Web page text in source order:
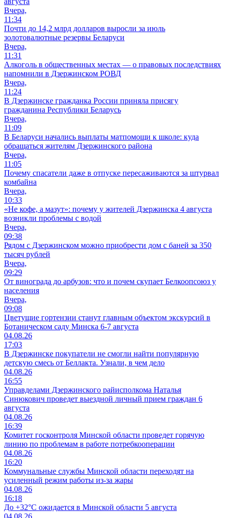
Вчера,
11:34
Почти до 14,2 млрд долларов выросли за июль
золотовалютные резервы Беларуси
Вчера,
11:31
Алкоголь в общественных местах — о правовых последствиях
напомнили в Дзержинском РОВД
Вчера,
11:24
В Дзержинске гражданка России приняла присягу
гражданина Республики Беларусь
Вчера,
11:09
В Беларуси начались выплаты матпомощи к школе: куда
обращаться жителям Дзержинского района
Вчера,
11:05
Почему спасатели даже в отпуске пересаживаются за штурвал
комбайна
Вчера,
10:33
«Не кофе, а мазут»: почему у жителей Дзержинска 4 августа
возникли проблемы с водой
Вчера,
09:38
Рядом с Дзержинском можно приобрести дом с баней за 350
тысяч рублей
Вчера,
09:29
От винограда до арбузов: что и почем скупает Белкоопсоюз у
населения
Вчера,
09:08
Цветущие гортензии станут главным объектом экскурсий в
Ботаническом саду Минска 6-7 августа
04.08.26
17:03
В Дзержинске покупатели не смогли найти популярную
детскую смесь от Беллакта. Узнали, в чем дело
04.08.26
16:55
Управделами Дзержинского райисполкома Наталья
Синюкович проведет выездной личный прием граждан 6
августа
04.08.26
16:39
Комитет госконтроля Минской области проведет горячую
линию по проблемам в работе потребкооперации
04.08.26
16:20
Коммунальные службы Минской области переходят на
усиленный режим работы из-за жары
04.08.26
16:18
До +32°С ожидается в Минской области 5 августа
04.08.26